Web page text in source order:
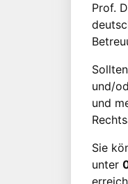
Prof.
und/
und
Sie
unter